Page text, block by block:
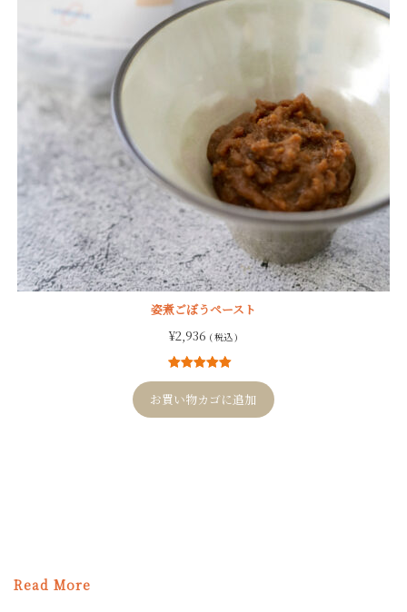
姿煮ごぼうペースト
¥2,936 ( 税込 )
12
件の利用者
評価に基づ
く5段階評価
のうち、
お買い物カゴに追加
Read More